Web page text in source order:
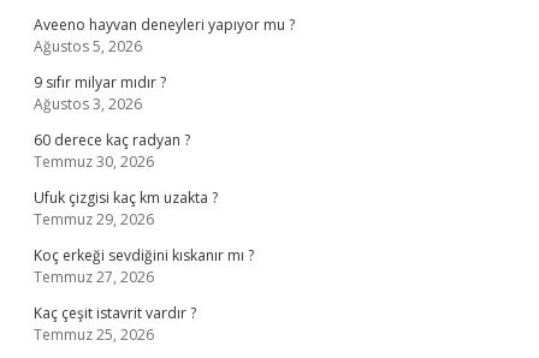
Aveeno hayvan deneyleri yapıyor mu ?
Ağustos 5, 2026
9 sıfır milyar mıdır ?
Ağustos 3, 2026
60 derece kaç radyan ?
Temmuz 30, 2026
Ufuk çizgisi kaç km uzakta ?
Temmuz 29, 2026
Koç erkeği sevdiğini kıskanır mı ?
Temmuz 27, 2026
Kaç çeşit istavrit vardır ?
Temmuz 25, 2026